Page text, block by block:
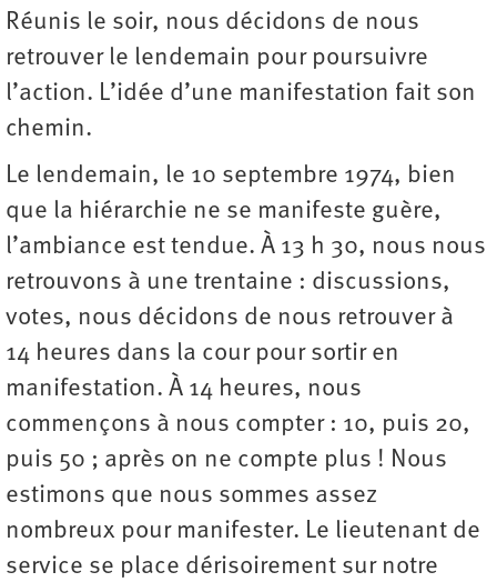
Réunis le soir, nous décidons de nous
retrouver le lendemain pour poursuivre
l’action. L’idée d’une manifestation fait son
chemin.
Le lendemain, le 10 septembre 1974, bien
que la hiérarchie ne se manifeste guère,
l’ambiance est tendue. À 13 h 30, nous nous
retrouvons à une trentaine : discussions,
votes, nous décidons de nous retrouver à
14 heures dans la cour pour sortir en
manifestation. À 14 heures, nous
commençons à nous compter : 10, puis 20,
puis 50 ; après on ne compte plus ! Nous
estimons que nous sommes assez
nombreux pour manifester. Le lieutenant de
service se place dérisoirement sur notre